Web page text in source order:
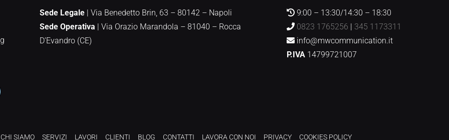
Sede Legale | Via Benedetto Brin, 63 – 80142 – Napoli
Sede Operativa | Via Orazio Marandola – 81040 – Rocca
D’Evandro (CE)
9:00 – 13:30/14:30 – 18:30
0823 1765256 | 345 1173311
info@mwcommunication.it
P.IVA 14799721007
CHI SIAMO SERVIZI LAVORI CLIENTI BLOG CONTATTI LAVORA CON NOI PRIVACY COOKIES POLICY